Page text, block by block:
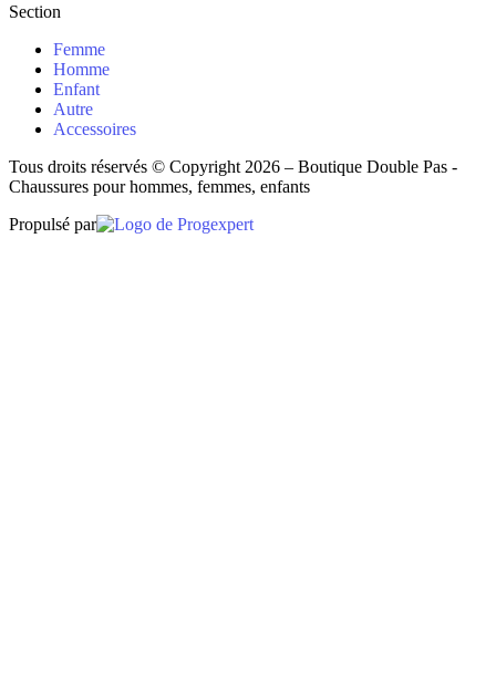
Section
Femme
Homme
Enfant
Autre
Accessoires
Tous droits réservés © Copyright 2026 – Boutique Double Pas -
Chaussures pour hommes, femmes, enfants
Propulsé par